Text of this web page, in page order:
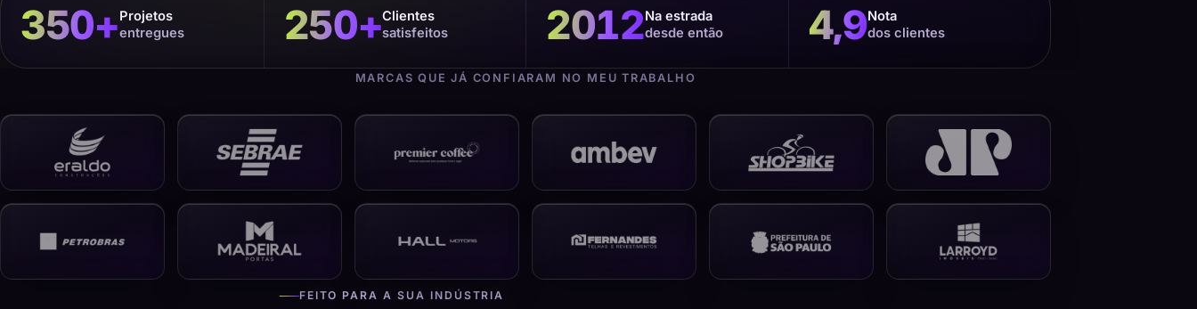
350+Projetos
entregues
250+Clientes
satisfeitos
2012Na estrada
desde então
4,9Nota
dos clientes
MARCAS QUE JÁ CONFIARAM NO MEU TRABALHO
FEITO PARA A SUA INDÚSTRIA